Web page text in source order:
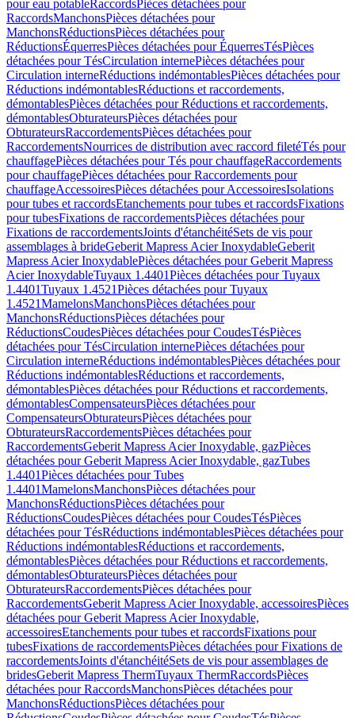
pour eau potableRaccordsPièces détachées pour
RaccordsManchonsPièces détachées pour
ManchonsRéductionsPièces détachées pour
RéductionsÉquerresPièces détachées pour ÉquerresTésPièces
détachées pour TésCirculation internePièces détachées pour
Circulation interneRéductions indémontablesPièces détachées pour
Réductions indémontablesRéductions et raccordements,
démontablesPièces détachées pour Réductions et raccordements,
démontablesObturateursPièces détachées pour
ObturateursRaccordementsPièces détachées pour
RaccordementsNourrices de distribution avec raccord filetéTés pour
chauffagePièces détachées pour Tés pour chauffageRaccordements
pour chauffagePièces détachées pour Raccordements pour
chauffageAccessoiresPièces détachées pour AccessoiresIsolations
pour tubes et raccordsEtanchements pour tubes et raccordsFixations
pour tubesFixations de raccordementsPièces détachées pour
Fixations de raccordementsJoints d'étanchéitéSets de vis pour
assemblages à brideGeberit Mapress Acier InoxydableGeberit
Mapress Acier InoxydablePièces détachées pour Geberit Mapress
Acier InoxydableTuyaux 1.4401Pièces détachées pour Tuyaux
1.4401Tuyaux 1.4521Pièces détachées pour Tuyaux
1.4521MamelonsManchonsPièces détachées pour
ManchonsRéductionsPièces détachées pour
RéductionsCoudesPièces détachées pour CoudesTésPièces
détachées pour TésCirculation internePièces détachées pour
Circulation interneRéductions indémontablesPièces détachées pour
Réductions indémontablesRéductions et raccordements,
démontablesPièces détachées pour Réductions et raccordements,
démontablesCompensateursPièces détachées pour
CompensateursObturateursPièces détachées pour
ObturateursRaccordementsPièces détachées pour
RaccordementsGeberit Mapress Acier Inoxydable, gazPièces
détachées pour Geberit Mapress Acier Inoxydable, gazTubes
1.4401Pièces détachées pour Tubes
1.4401MamelonsManchonsPièces détachées pour
ManchonsRéductionsPièces détachées pour
RéductionsCoudesPièces détachées pour CoudesTésPièces
détachées pour TésRéductions indémontablesPièces détachées pour
Réductions indémontablesRéductions et raccordements,
démontablesPièces détachées pour Réductions et raccordements,
démontablesObturateursPièces détachées pour
ObturateursRaccordementsPièces détachées pour
RaccordementsGeberit Mapress Acier Inoxydable, accessoiresPièces
détachées pour Geberit Mapress Acier Inoxydable,
accessoiresEtanchements pour tubes et raccordsFixations pour
tubesFixations de raccordementsPièces détachées pour Fixations de
raccordementsJoints d'étanchéitéSets de vis pour assemblages de
bridesGeberit Mapress ThermTuyaux ThermRaccordsPièces
détachées pour RaccordsManchonsPièces détachées pour
ManchonsRéductionsPièces détachées pour